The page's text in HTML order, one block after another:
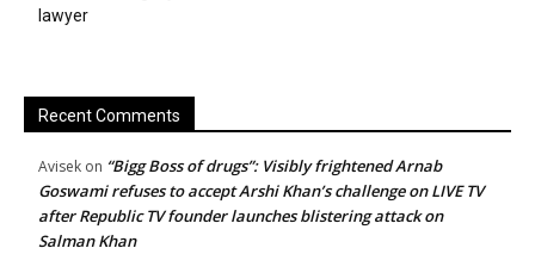
lawyer
Recent Comments
Avisek on “Bigg Boss of drugs”: Visibly frightened Arnab
Goswami refuses to accept Arshi Khan’s challenge on LIVE TV
after Republic TV founder launches blistering attack on
Salman Khan